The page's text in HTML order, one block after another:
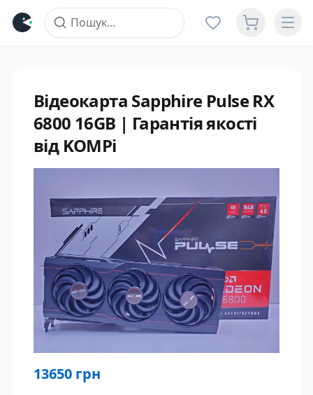
Відеокарта Sapphire Pulse RX
6800 16GB | Гарантія якості
від KOMPi
13650 грн